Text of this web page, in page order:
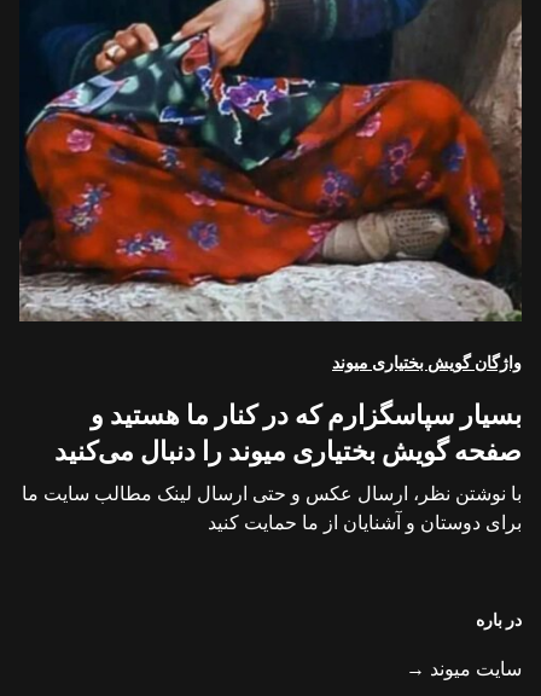
واژگان گویش بختیاری میوند
بسیار سپاسگزارم که در کنار ما هستید و
صفحه گویش بختیاری میوند را دنبال می‌کنید
با نوشتن نظر، ارسال عکس و حتی ارسال لینک مطالب سایت ما
برای دوستان و آشنایان از ما حمایت کنید
در باره
سایت میوند →